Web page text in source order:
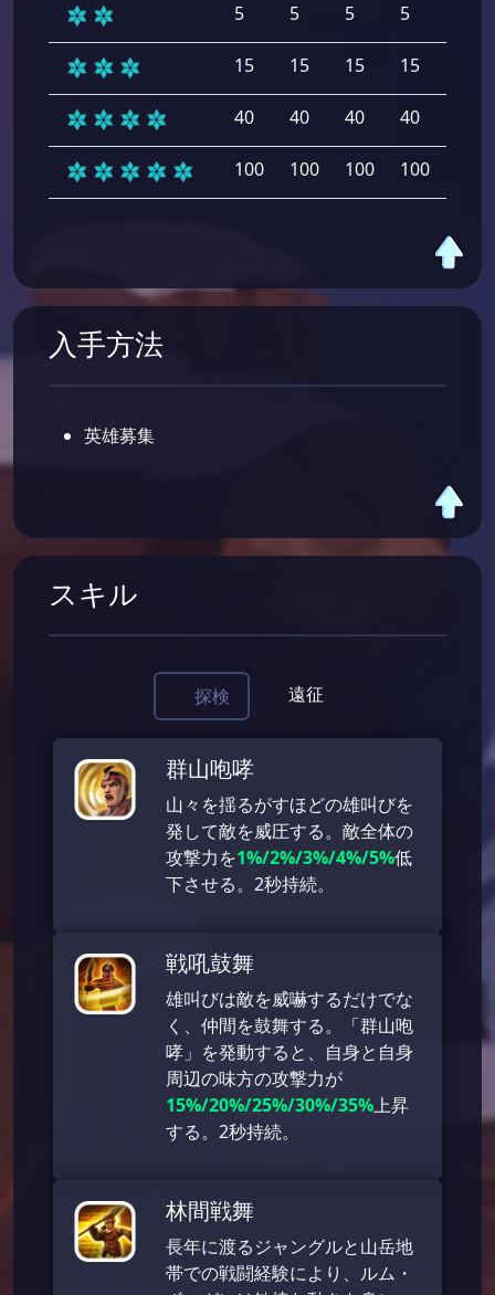
5 5 5 5
15 15 15 15
40 40 40 40
100 100 100 100
入手方法
英雄募集
スキル
探検 遠征
群山咆哮
山々を揺るがすほどの雄叫びを
発して敵を威圧する。敵全体の
攻撃力を1%/2%/3%/4%/5%低
下させる。2秒持続。
戦吼鼓舞
雄叫びは敵を威嚇するだけでな
く、仲間を鼓舞する。「群山咆
哮」を発動すると、自身と自身
周辺の味方の攻撃力が
15%/20%/25%/30%/35%上昇
する。2秒持続。
林間戦舞
長年に渡るジャングルと山岳地
帯での戦闘経験により、ルム・